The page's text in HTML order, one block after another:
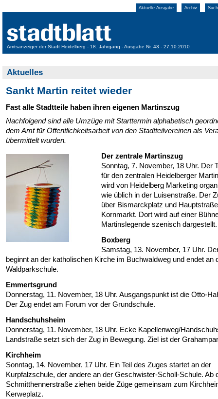
Aktuelle Ausgabe Archiv
Amtsanzeiger der Stadt Heidelberg - 18. Jahrgang - Ausgabe Nr. 43 - 27.10.2010
Aktuelles
Sankt Martin reitet wieder
Fast alle Stadtteile haben ihren eigenen Martinszug
Nachfolgend sind alle Umzüge mit Starttermin alphabetisch
dem Amt für Öffentlichkeitsarbeit von den Stadtteilvereinen als
übermittelt wurden.
Der zentrale Martinszug
Sonntag, 7. November, 18 Uhr. Der
für den zentralen Heidelberger
wird von Heidelberg Marketing
wie üblich in der Luisenstraße. Der
über Bismarckplatz und
Kornmarkt. Dort wird auf einer
Martinslegende szenisch dargestellt.
Boxberg
Samstag, 13. November, 17 Uhr.
beginnt an der katholischen Kirche im Buchwaldweg und endet an
Waldparkschule.
Emmertsgrund
Donnerstag, 11. November, 18 Uhr. Ausgangspunkt ist die Otto-
Der Zug endet am Forum vor der Grundschule.
Handschuhsheim
Donnerstag, 11. November, 18 Uhr. Ecke Kapellenweg/
Landstraße setzt sich der Zug in Bewegung. Ziel ist der
Kirchheim
Sonntag, 14. November, 17 Uhr. Ein Teil des Zuges startet an der
Kurpfalzschule, der andere an der Geschwister-Scholl-Schule. Ab
Schmitthennerstraße ziehen beide Züge gemeinsam zum
Kerweplatz.